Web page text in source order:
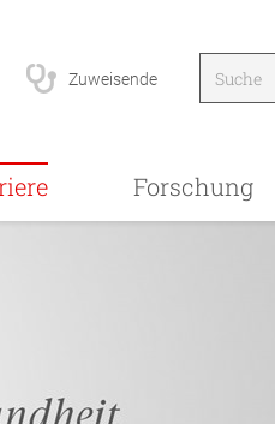
Zuweisende
Forschung